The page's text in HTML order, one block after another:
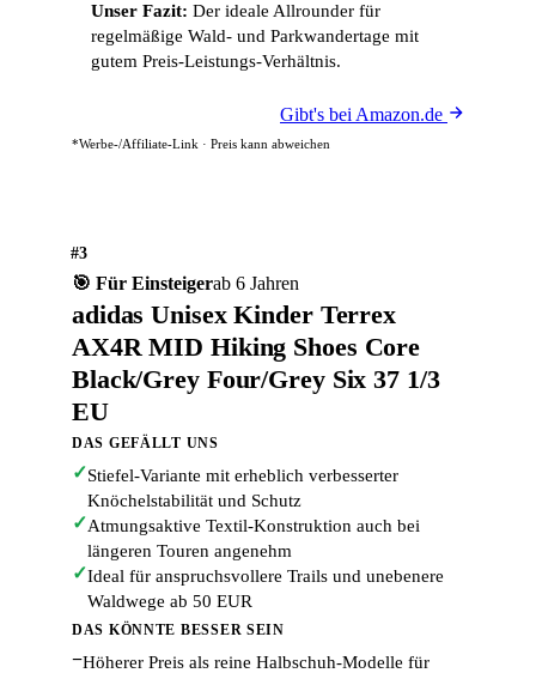
Unser Fazit: Der ideale Allrounder für
regelmäßige Wald- und Parkwandertage mit
gutem Preis-Leistungs-Verhältnis.
Gibt's bei Amazon.de
*Werbe-/Affiliate-Link · Preis kann abweichen
#3
🎯 Für Einsteigerab 6 Jahren
adidas Unisex Kinder Terrex
AX4R MID Hiking Shoes Core
Black/Grey Four/Grey Six 37 1/3
EU
DAS GEFÄLLT UNS
✓Stiefel-Variante mit erheblich verbesserter
Knöchelstabilität und Schutz
✓Atmungsaktive Textil-Konstruktion auch bei
längeren Touren angenehm
✓Ideal für anspruchsvollere Trails und unebenere
Waldwege ab 50 EUR
DAS KÖNNTE BESSER SEIN
−Höherer Preis als reine Halbschuh-Modelle für